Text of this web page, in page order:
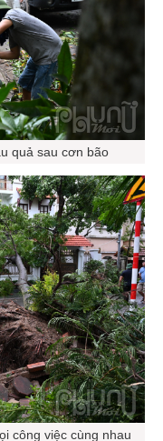
quả sau cơn bão
công việc cùng nhau